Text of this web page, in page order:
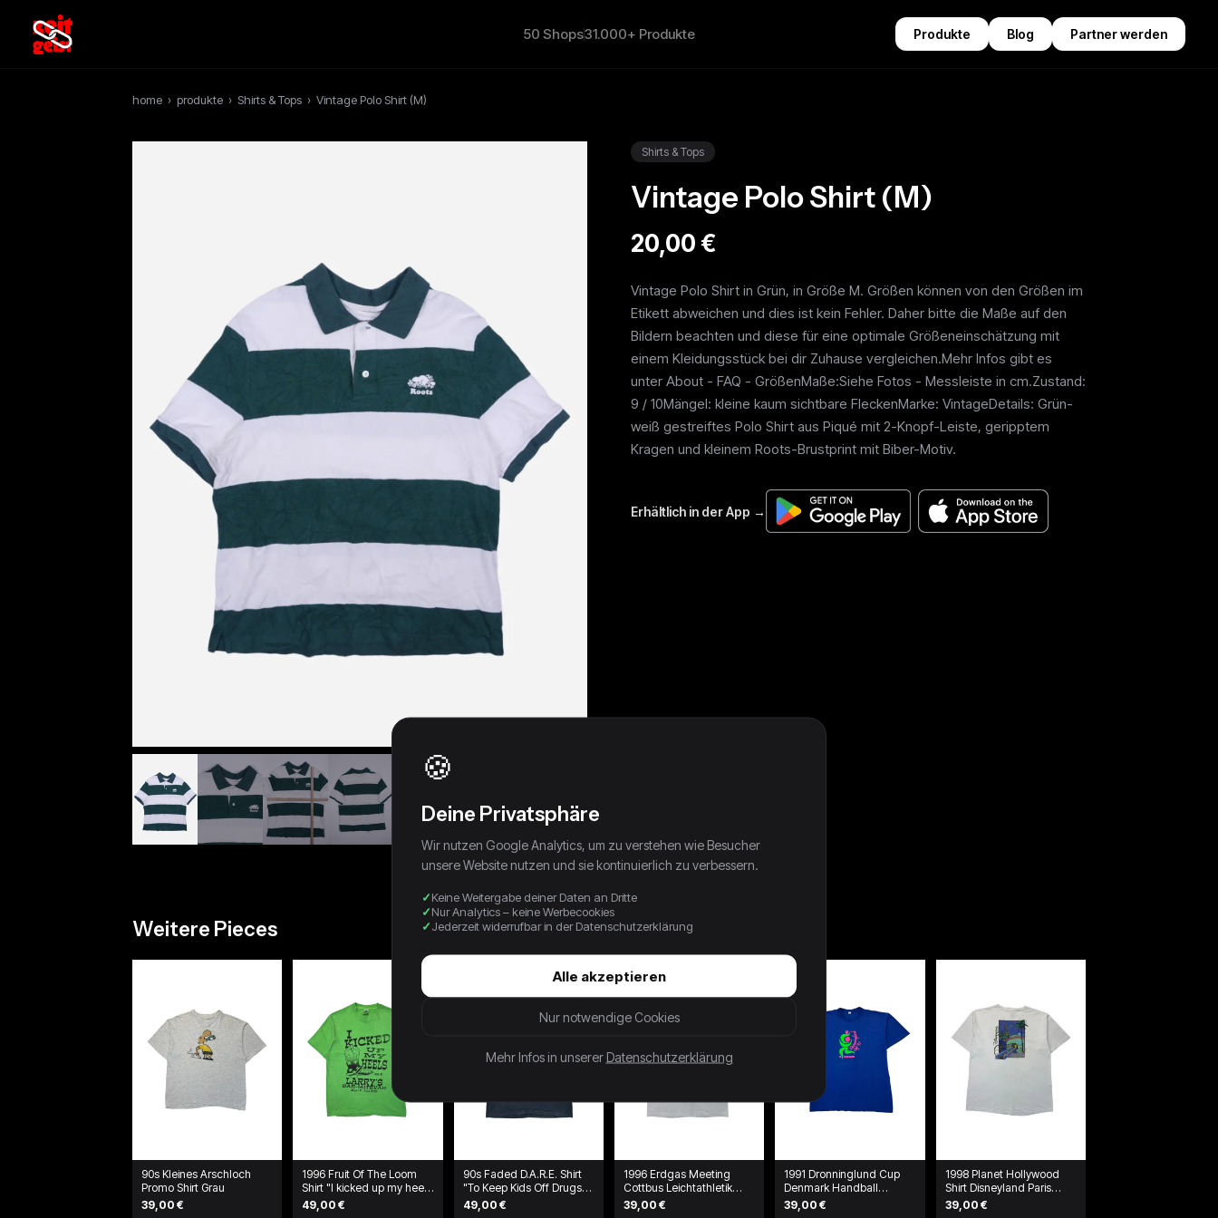
50 Shops31.000+ Produkte Produkte Blog Partner werden
home › produkte › Shirts & Tops › Vintage Polo Shirt (M)
Shirts & Tops
Vintage Polo Shirt (M)
20,00 €
Vintage Polo Shirt in Grün, in Größe M. Größen können von den Größen im
Etikett abweichen und dies ist kein Fehler. Daher bitte die Maße auf den
Bildern beachten und diese für eine optimale Größeneinschätzung mit
einem Kleidungsstück bei dir Zuhause vergleichen.Mehr Infos gibt es
unter About - FAQ - GrößenMaße:Siehe Fotos - Messleiste in cm.Zustand:
9 / 10Mängel: kleine kaum sichtbare FleckenMarke: VintageDetails: Grün-
weiß gestreiftes Polo Shirt aus Piqué mit 2-Knopf-Leiste, geripptem
Kragen und kleinem Roots-Brustprint mit Biber-Motiv.
Weitere Pieces
90s Kleines Arschloch
Promo Shirt Grau
39,00 €
1996 Fruit Of The Loom
Shirt "I kicked up my heels
at Larry's" Grün
49,00 €
90s Faded D.A.R.E. Shirt
"To Keep Kids Off Drugs"
McLaren Schwarz
49,00 €
1996 Erdgas Meeting
Cottbus Leichtathletik
Double Sided Shirt Weiß
39,00 €
1991 Dronninglund Cup
Denmark Handball
Tournament T-Shirt Blau
39,00 €
1998 Planet Hollywood
Shirt Disneyland Paris
Weiß
39,00 €
🍪
Deine Privatsphäre
Wir nutzen Google Analytics, um zu verstehen wie Besucher
unsere Website nutzen und sie kontinuierlich zu verbessern.
Keine Weitergabe deiner Daten an Dritte
Nur Analytics – keine Werbecookies
Jederzeit widerrufbar in der Datenschutzerklärung
Alle akzeptieren
Nur notwendige Cookies
Mehr Infos in unserer Datenschutzerklärung